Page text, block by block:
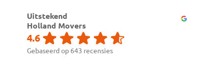
Uitstekend
Holland Movers
4.6
Gebaseerd op 643 recensies